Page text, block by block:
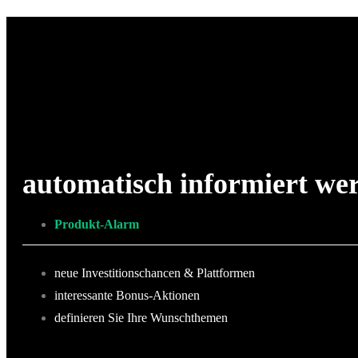
automatisch informiert
Produkt-Alarm
neue Investitionschancen & Plattformen
interessante Bonus-Aktionen
definieren Sie Ihre Wunschthemen